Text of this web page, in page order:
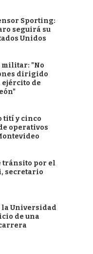
Sporting:
seguirá su
Unidos
"No
dirigido
ejército de
tití y cinco
operativos
tránsito por el
secretario
la Universidad
de una